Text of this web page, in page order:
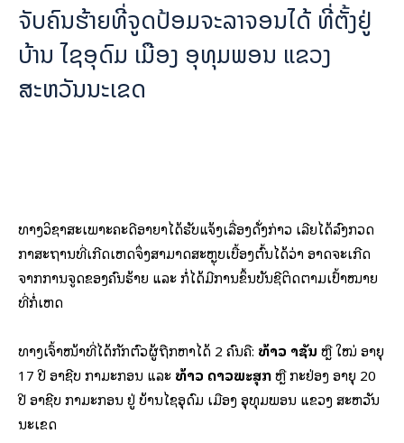
ຈັບຄົນຮ້າຍທີ່ຈູດປ້ອມຈະລາຈອນໄດ້ ທີ່ຕັ້ງຢູ່
ບ້ານ ໄຊອຸດົມ ເມືອງ ອຸທຸມພອນ ແຂວງ
ສະຫວັນນະເຂດ
ທາງວິຊາສະເພາະຄະດີອາຍາໄດ້ຮັບແຈ້ງເລື່ອງດັ່ງກ່າວ ເລີຍໄດ້ລົງກວດ
ກາສະຖານທີ່ເກີດເຫດຈຶ່ງສາມາດສະຫຼຸບເບື້ອງຕົ້ນໄດ້ວ່າ ອາດຈະເກີດ
ຈາກການຈູດຂອງຄົນຮ້າຍ ແລະ ກໍ່ໄດ້ມີການຂຶ້ນບັນຊີຕິດຕາມເປົ້າໝາຍ
ທີ່ກໍ່ເຫດ
ທາງເຈົ້າໜ້າທີ່ໄດ້ກັກຕົວຜູ້ຖືກຫາໄດ້ 2 ຄົນຄື: ທ້າວ ລາຊັນ ຫຼື ໃໝ່ ອາຍຸ
17 ປີ ອາຊີບ ກຳມະກອນ ແລະ ທ້າວ ດາວພະສຸກຫຼື ກະຢ່ອງ ອາຍຸ 20
ປີ ອາຊີບ ກໍາມະກອນ ຢູ່ ບ້ານໄຊອຸດົມ ເມືອງ ອຸທຸມພອນ ແຂວງ ສະຫວັນ
ນະເຂດ